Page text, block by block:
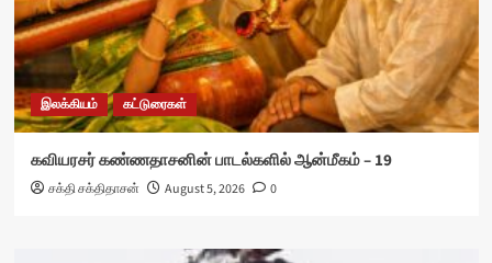
இலக்கியம் கட்டுரைகள்
கவியரசர் கண்ணதாசனின் பாடல்களில் ஆன்மீகம் – 19
சக்தி சக்திதாசன் August 5, 2026 0